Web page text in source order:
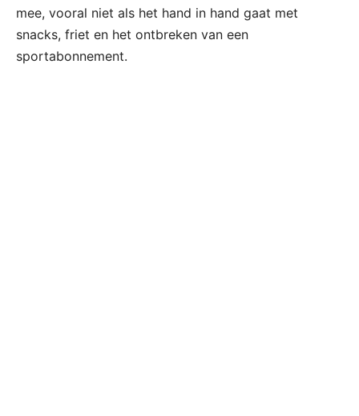
mee, vooral niet als het hand in hand gaat met
snacks, friet en het ontbreken van een
sportabonnement.